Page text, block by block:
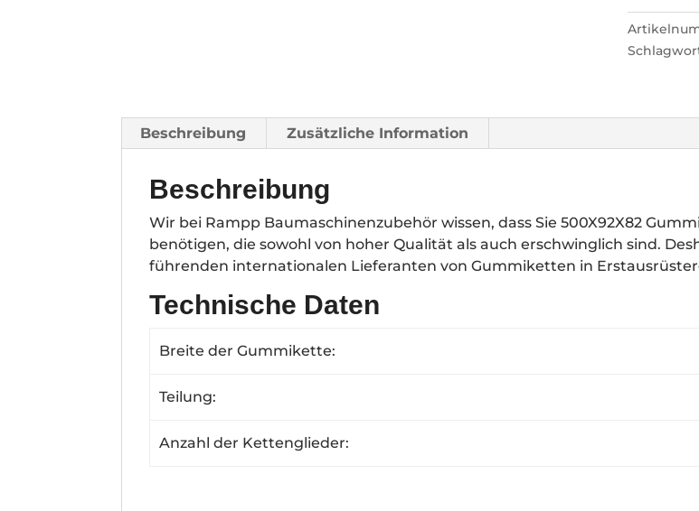
Beschreibung Zusätzliche Information
Beschreibung
Wir bei Rampp Baumaschinenzubehör wissen, dass Sie 500X92X82
benötigen, die sowohl von hoher Qualität als auch erschwinglich sind.
führenden internationalen Lieferanten von Gummiketten in
Technische Daten
Breite der Gummikette:
Teilung:
Anzahl der Kettenglieder: